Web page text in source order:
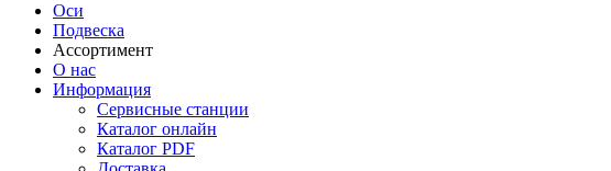
Оси
Подвеска
Ассортимент
О нас
Информация
Сервисные станции
Каталог онлайн
Каталог PDF